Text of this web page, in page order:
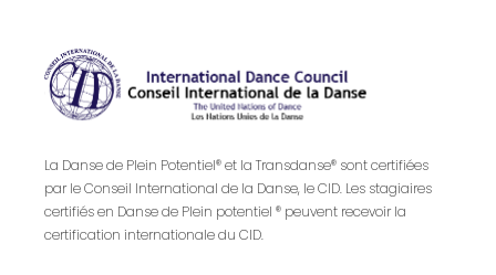
La Danse de Plein Potentiel® et la Transdanse® sont certifiées
par le Conseil International de la Danse, le CID. Les stagiaires
certifiés en Danse de Plein potentiel ® peuvent recevoir la
certification internationale du CID.